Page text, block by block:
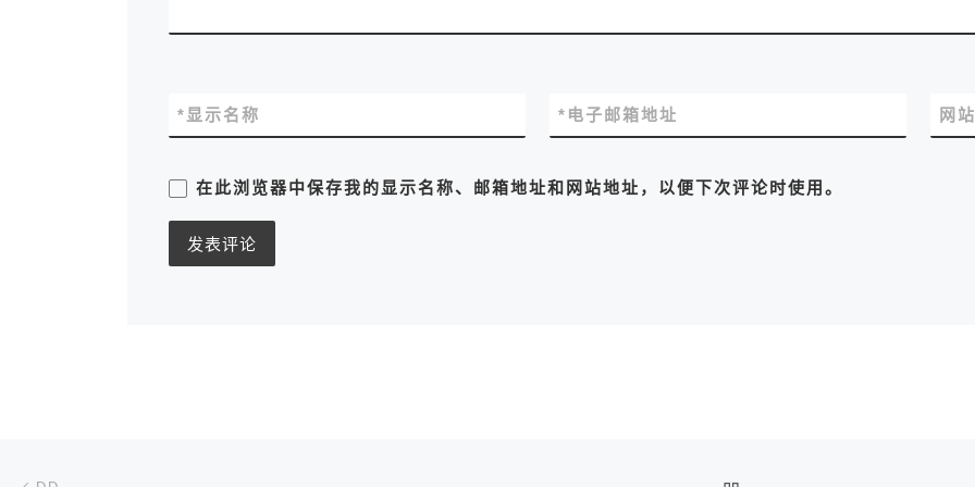
显示名称
* 电子邮箱地址
* 网
在此浏览器中保存我的显示名称、邮箱地址和网站地址，以便下次评论时使用。
文章导航